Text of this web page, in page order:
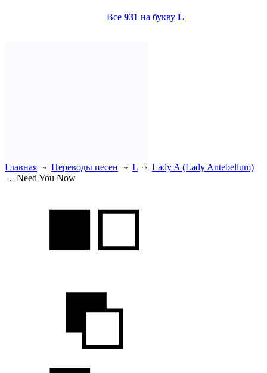
Все 931 на букву L
Главная Переводы песен L
Lady A (Lady Antebellum)
Need You Now